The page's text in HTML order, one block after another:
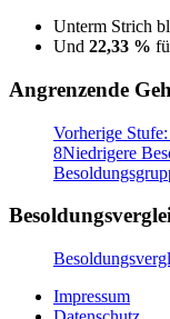
Unterm Strich
Und 22,33 %
Angrenzende
Vorherige
8Niedrigere
Impressum